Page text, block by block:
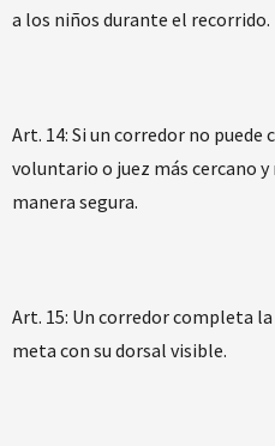
a los niños durante el recorrido.
Art. 14: Si un corredor no
voluntario o juez más cercano
manera segura.
​Art. 15: Un corredor completa
meta con su dorsal visible.